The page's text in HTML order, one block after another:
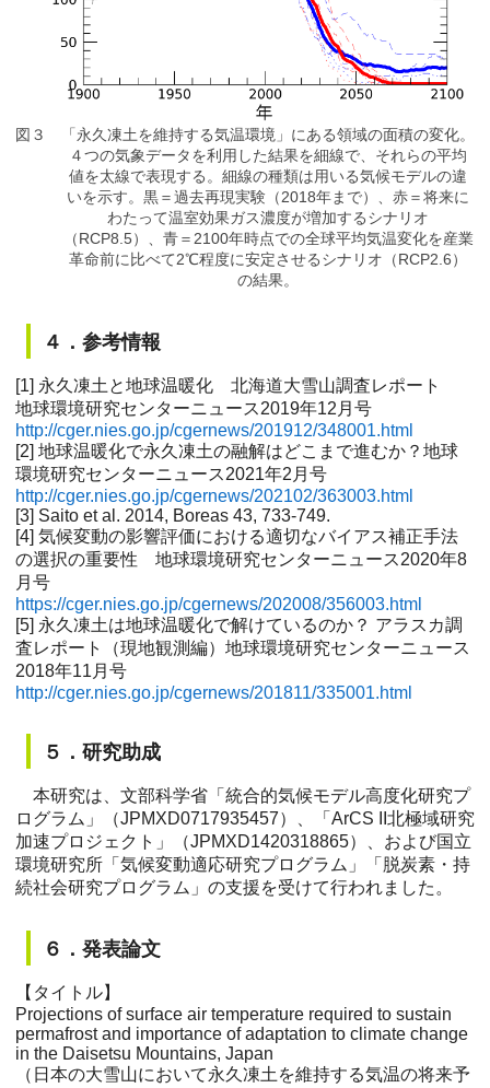
図３ 「永久凍土を維持する気温環境」にある領域の面積の変化。
４つの気象データを利用した結果を細線で、それらの平均
値を太線で表現する。細線の種類は用いる気候モデルの違
いを示す。黒＝過去再現実験（2018年まで）、赤＝将来に
わたって温室効果ガス濃度が増加するシナリオ
（RCP8.5）、青＝2100年時点での全球平均気温変化を産業
革命前に比べて2℃程度に安定させるシナリオ（RCP2.6）
の結果。
４．参考情報
[1] 永久凍土と地球温暖化 北海道大雪山調査レポート
地球環境研究センターニュース2019年12月号
http://cger.nies.go.jp/cgernews/201912/348001.html
[2] 地球温暖化で永久凍土の融解はどこまで進むか？地球
環境研究センターニュース2021年2月号
http://cger.nies.go.jp/cgernews/202102/363003.html
[3] Saito et al. 2014, Boreas 43, 733-749.
[4] 気候変動の影響評価における適切なバイアス補正手法
の選択の重要性 地球環境研究センターニュース2020年8
月号
https://cger.nies.go.jp/cgernews/202008/356003.html
[5] 永久凍土は地球温暖化で解けているのか？ アラスカ調
査レポート（現地観測編）地球環境研究センターニュース
2018年11月号
http://cger.nies.go.jp/cgernews/201811/335001.html
５．研究助成
本研究は、文部科学省「統合的気候モデル高度化研究プ
ログラム」（JPMXD0717935457）、「ArCS II北極域研究
加速プロジェクト」（JPMXD1420318865）、および国立
環境研究所「気候変動適応研究プログラム」「脱炭素・持
続社会研究プログラム」の支援を受けて行われました。
６．発表論文
【タイトル】
Projections of surface air temperature required to sustain
permafrost and importance of adaptation to climate change
in the Daisetsu Mountains, Japan
（日本の大雪山において永久凍土を維持する気温の将来予